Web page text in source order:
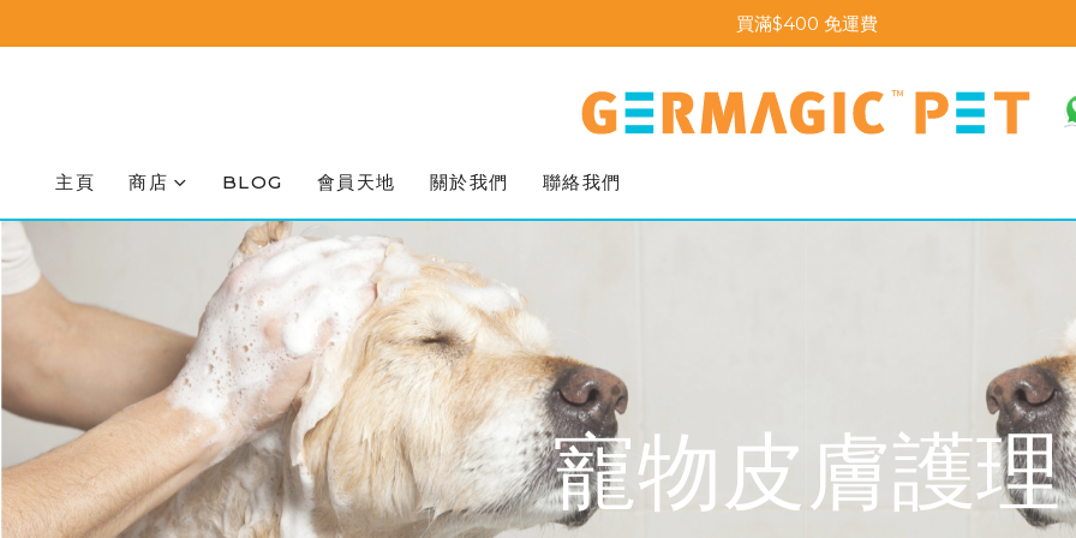
買滿$400 免運費
主頁 商店 BLOG 會員天地 關於我們 聯絡我們
寵物皮膚護理